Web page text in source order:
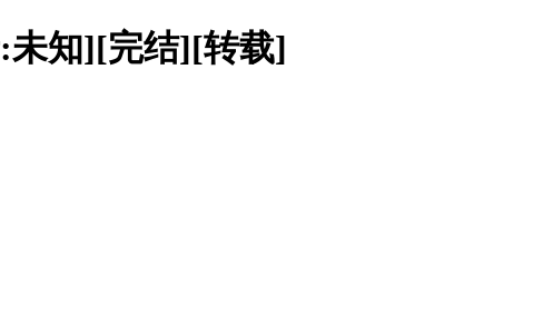
未知][完结][转载]